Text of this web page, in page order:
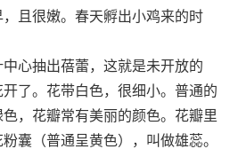
且很嫩。春天孵出小鸡来的时
抽出蓓蕾，这就是未开放的
了。花带白色，很细小。普通的
，花瓣常有美丽的颜色。花瓣里
囊（普通呈黄色），叫做雄蕊。